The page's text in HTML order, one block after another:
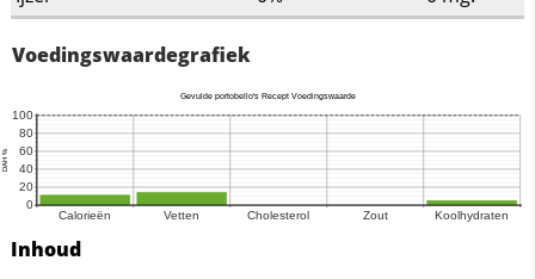
Voedingswaardegrafiek
Inhoud